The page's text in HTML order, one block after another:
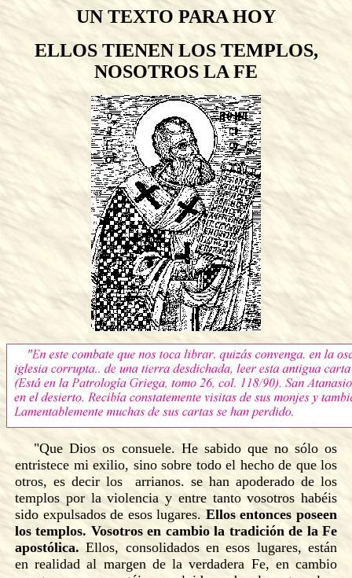
UN TEXTO PARA HOY
ELLOS TIENEN LOS TEMPLOS,
NOSOTROS LA FE
"Que Dios os consuele. He sabido que no sólo os
entristece mi exilio, sino sobre todo el hecho de que los
otros, es decir los arrianos. se han apoderado de los
templos por la violencia y entre tanto vosotros habéis
sido expulsados de esos lugares. Ellos entonces poseen
los templos. Vosotros en cambio la tradición de la Fe
apostólica. Ellos, consolidados en esos lugares, están
en realidad al margen de la verdadera Fe, en cambio